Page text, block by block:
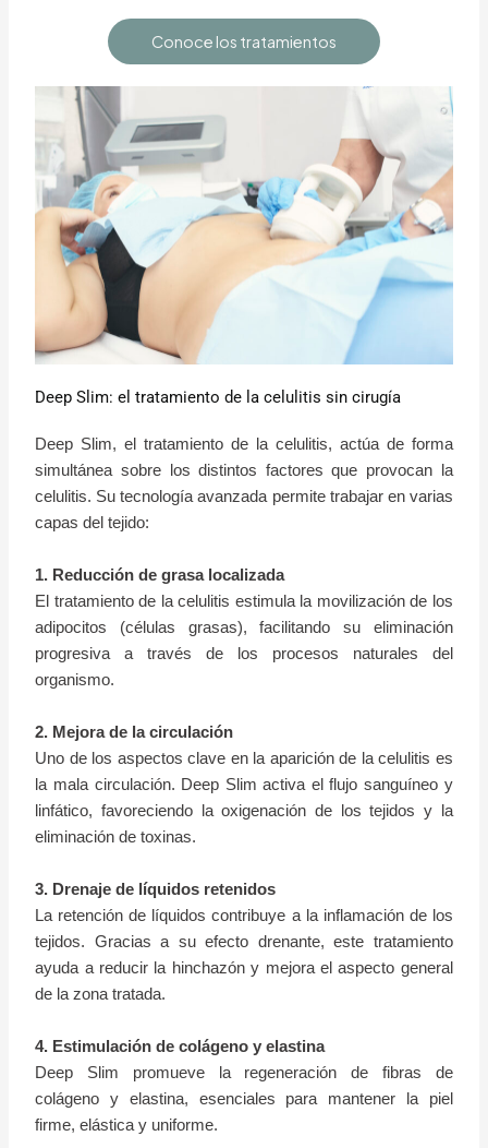
Conoce los tratamientos
Deep Slim: el tratamiento de la celulitis sin cirugía
Deep Slim, el tratamiento de la celulitis, actúa de forma
simultánea sobre los distintos factores que provocan la
celulitis. Su tecnología avanzada permite trabajar en varias
capas del tejido:
1. Reducción de grasa localizada
El tratamiento de la celulitis estimula la movilización de los
adipocitos (células grasas), facilitando su eliminación
progresiva a través de los procesos naturales del
organismo.
2. Mejora de la circulación
Uno de los aspectos clave en la aparición de la celulitis es
la mala circulación. Deep Slim activa el flujo sanguíneo y
linfático, favoreciendo la oxigenación de los tejidos y la
eliminación de toxinas.
3. Drenaje de líquidos retenidos
La retención de líquidos contribuye a la inflamación de los
tejidos. Gracias a su efecto drenante, este tratamiento
ayuda a reducir la hinchazón y mejora el aspecto general
de la zona tratada.
4. Estimulación de colágeno y elastina
Deep Slim promueve la regeneración de fibras de
colágeno y elastina, esenciales para mantener la piel
firme, elástica y uniforme.